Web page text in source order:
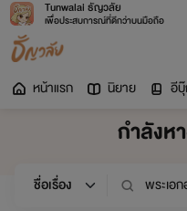
Tunwalai ธัญวลัย
เพื่อประสบการณ์ที่ดีกว่าบนมือถือ
หน้าแรก นิยาย อี
กำลังห